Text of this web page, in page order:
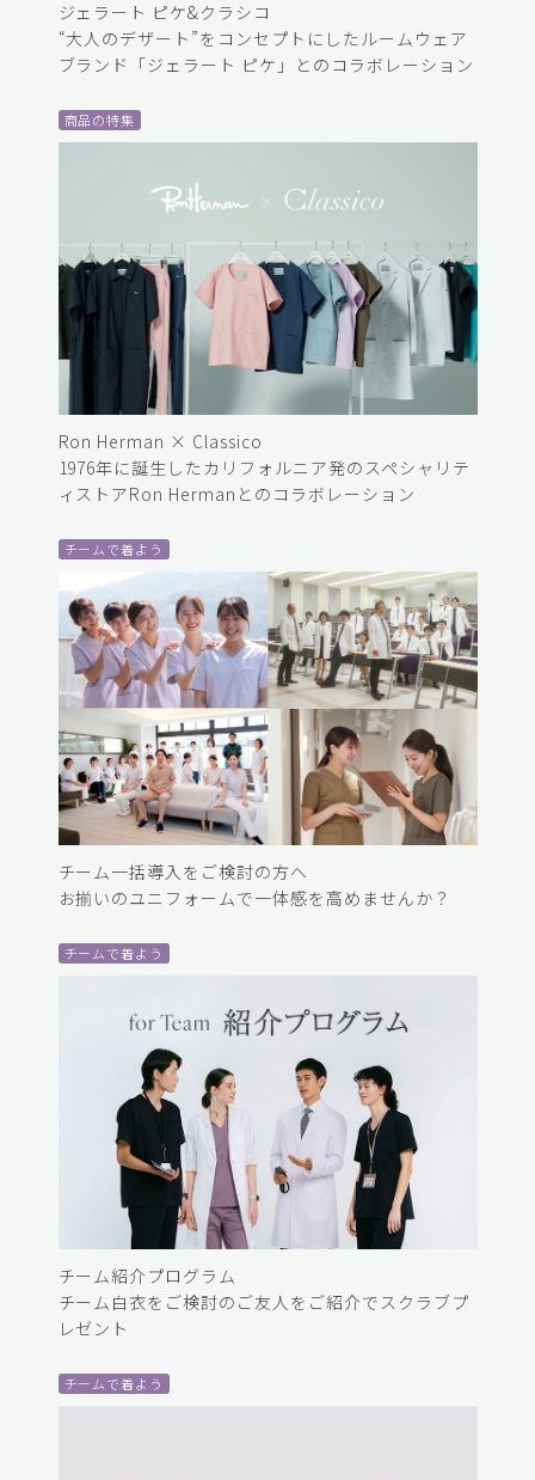
ジェラート ピケ&クラシコ
“大人のデザート”をコンセプトにしたルームウェア
ブランド「ジェラート ピケ」とのコラボレーション
商品の特集
Ron Herman × Classico
1976年に誕生したカリフォルニア発のスペシャリテ
ィストアRon Hermanとのコラボレーション
チームで着よう
チーム一括導入をご検討の方へ
お揃いのユニフォームで一体感を高めませんか？
チームで着よう
チーム紹介プログラム
チーム白衣をご検討のご友人をご紹介でスクラブプ
レゼント
チームで着よう